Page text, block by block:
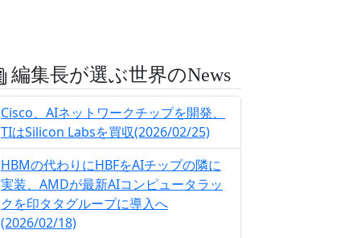
編集長が選ぶ世界のNews
Cisco、AIネットワークチップを開発、
TIはSilicon Labsを買収(2026/02/25)
HBMの代わりにHBFをAIチップの隣に
実装、AMDが最新AIコンピュータラッ
クを印タタグループに導入へ
(2026/02/18)